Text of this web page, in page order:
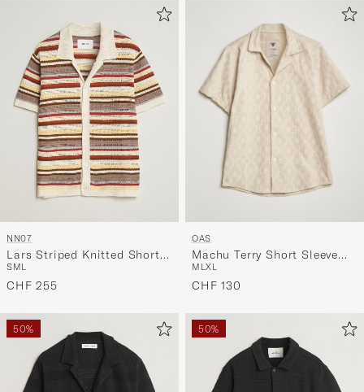
NN07
Lars Striped Knitted Short
Sleeve Shirt Ivory Multi
SML
CHF 255
OAS
Machu Terry Short Sleeve
Shirt Beige
M LXL
CHF 130
50% 50%